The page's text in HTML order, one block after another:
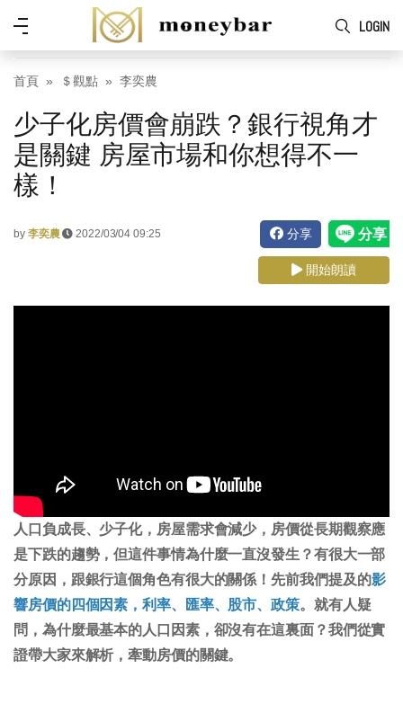
Skip to main content
LOGIN
功
能
表
首頁 ＄觀點 李奕農
少子化房價會崩跌？銀行視角才
是關鍵 房屋市場和你想得不一
樣！
by 李奕農 2022/03/04 09:25 分享
開始朗讀
人口負成長、少子化，房屋需求會減少，房價從長期觀察應
是下跌的趨勢，但這件事情為什麼一直沒發生？有很大一部
分原因，跟銀行這個角色有很大的關係！先前我們提及的影
響房價的四個因素，利率、匯率、股市、政策。就有人疑
問，為什麼最基本的人口因素，卻沒有在這裏面？我們從實
證帶大家來解析，牽動房價的關鍵。